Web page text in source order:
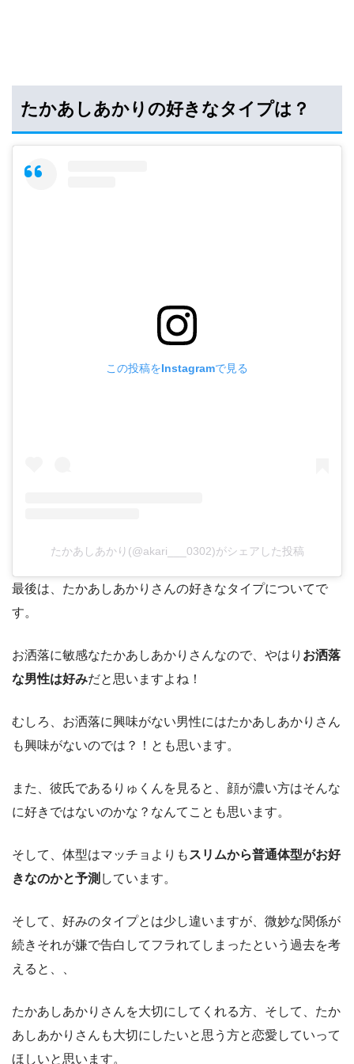
たかあしあかりの好きなタイプは？
この投稿をInstagramで見る
たかあしあかり(@akari___0302)がシェアした投稿
最後は、たかあしあかりさんの好きなタイプについてで
す。
お洒落に敏感なたかあしあかりさんなので、やはり お洒落
な男性は好みだと思いますよね！
むしろ、お洒落に興味がない男性にはたかあしあかりさん
も興味がないのでは？！とも思います。
また、彼氏であるりゅくんを見ると、顔が濃い方はそんな
に好きではないのかな？なんてことも思います。
そして、体型はマッチョよりも スリムから普通体型がお好
きなのかと予測 しています。
そして、好みのタイプとは少し違いますが、微妙な関係が
続きそれが嫌で告白してフラれてしまったという過去を考
えると、、
たかあしあかりさんを大切にしてくれる方、そして、たか
あしあかりさんも大切にしたいと思う方と恋愛していって
ほしいと思います。